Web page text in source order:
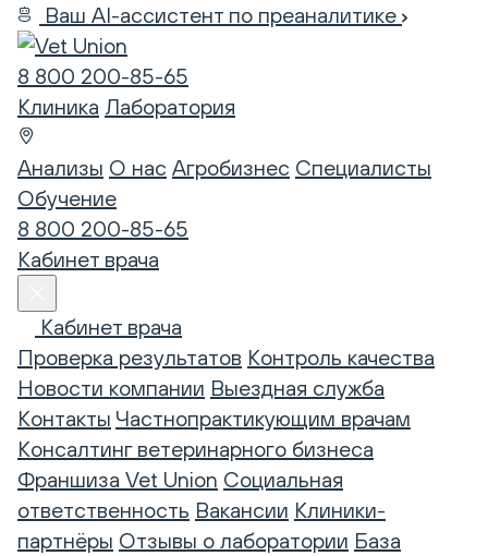
Ваш AI-ассистент по преаналитике
8 800 200-85-65
Клиника Лаборатория
Анализы О нас Агробизнес Специалисты
Обучение
8 800 200-85-65
Кабинет врача
Кабинет врача
Проверка результатов Контроль качества
Новости компании Выездная служба
Контакты Частнопрактикующим врачам
Консалтинг ветеринарного бизнеса
Франшиза Vet Union Социальная
ответственность Вакансии Клиники-
партнёры Отзывы о лаборатории База